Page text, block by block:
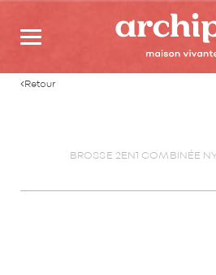
Retour
BROSSE 2EN1 COMBINÉE